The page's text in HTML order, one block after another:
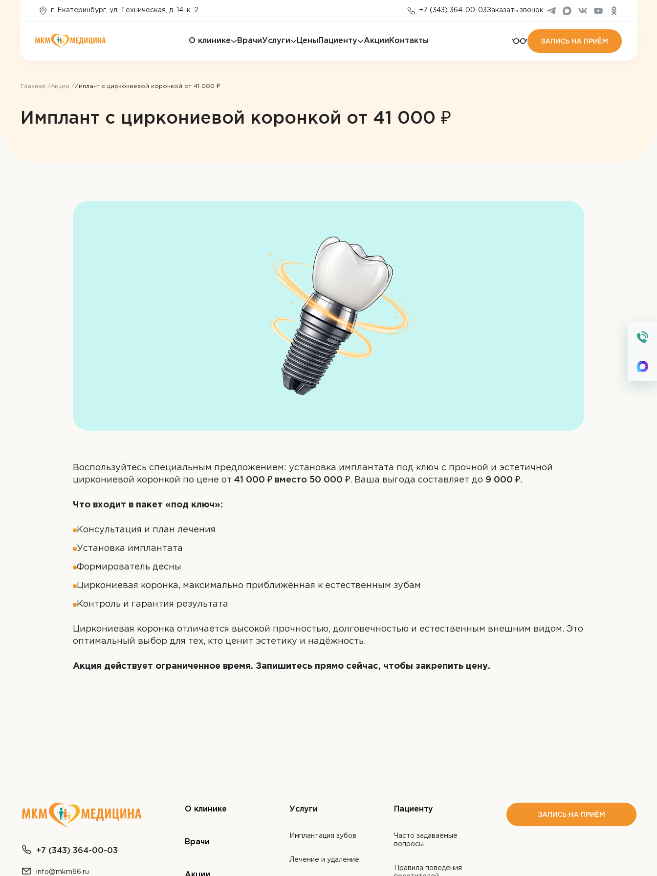
г. Екатеринбург, ул. Техническая, д. 14, к. 2 +7 (343) 364-00-03Заказать звонок
О клинике ВрачиУслуги Цены Пациенту Акции Контакты ЗАПИСЬ НА ПРИЁМ
Главная Акции Имплант с циркониевой коронкой от 41 000 ₽
Имплант с циркониевой коронкой от 41 000 ₽
Воспользуйтесь специальным предложением: установка имплантата под ключ с прочной и эстетичной
циркониевой коронкой по цене от 41 000 ₽ вместо 50 000 ₽. Ваша выгода составляет до 9 000 ₽.
Что входит в пакет «под ключ»:
Консультация и план лечения
Установка имплантата
Формирователь десны
Циркониевая коронка, максимально приближённая к естественным зубам
Контроль и гарантия результата
Циркониевая коронка отличается высокой прочностью, долговечностью и естественным внешним видом. Это
оптимальный выбор для тех, кто ценит эстетику и надёжность.
Акция действует ограниченное время. Запишитесь прямо сейчас, чтобы закрепить цену.
+7 (343) 364-00-03
info@mkm66.ru
О клинике
Врачи
Услуги
Имплантация зубов
Лечение и удаление
Пациенту
Часто задаваемые
вопросы
Правила поведения
ЗАПИСЬ НА ПРИЁМ
обработку персональных
ОТПРАВИТЬ
Я даю согласие наобработку персональных